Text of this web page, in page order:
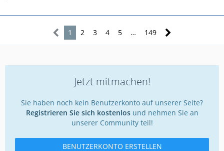
1 2 3 4 5 … 149
Jetzt mitmachen!
Sie haben noch kein Benutzerkonto auf unserer Seite?
Registrieren Sie sich kostenlosund nehmen Sie an
unserer Community teil!
BENUTZERKONTO ERSTELLEN